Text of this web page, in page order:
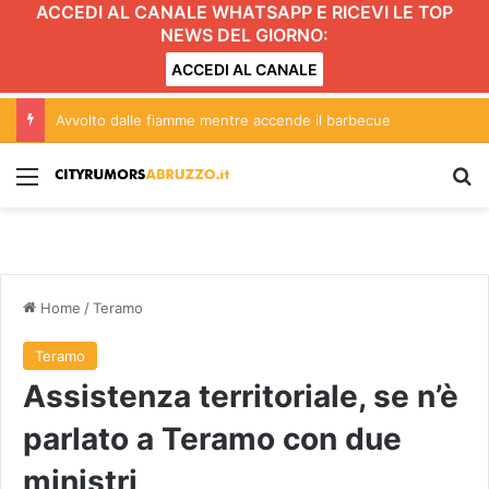
ACCEDI AL CANALE WHATSAPP E RICEVI LE TOP
NEWS DEL GIORNO:
ACCEDI AL CANALE
Avvolto dalle fiamme mentre accende il barbecue
Menu
Home /Teramo
Teramo
Assistenza territoriale, se n’è
parlato a Teramo con due